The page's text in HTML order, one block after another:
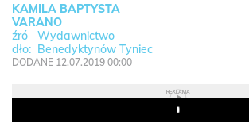
KAMILA BAPTYSTA
VARANO
Wydawnictwo
Benedyktynów Tyniec
DODANE 12.07.2019 00:00
REKLAMA
Play